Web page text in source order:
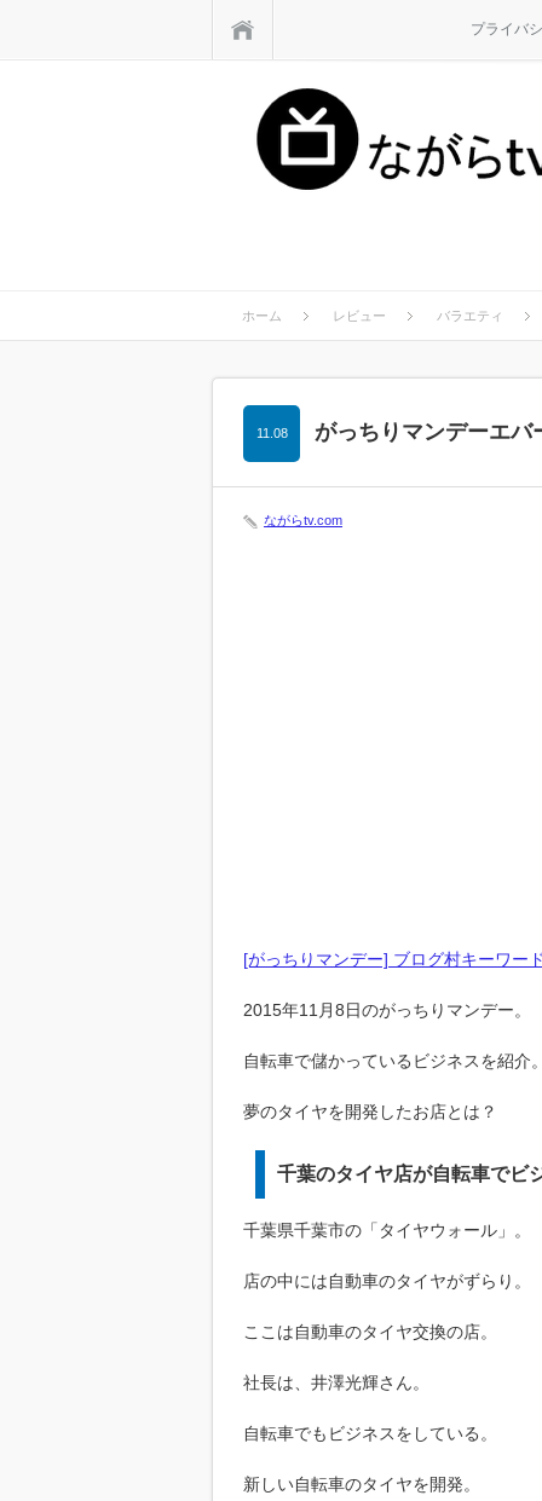
プライバ
ホーム レビュー バラエティ
がっちりマンデーエバ
11.08
ながらtv.com
[がっちりマンデー] ブログ村キーワード
2015年11月8日のがっちりマンデー。
自転車で儲かっているビジネスを紹介。
夢のタイヤを開発したお店とは？
千葉のタイヤ店が自転車でビ
千葉県千葉市の「タイヤウォール」。
店の中には自動車のタイヤがずらり。
ここは自動車のタイヤ交換の店。
社長は、井澤光輝さん。
自転車でもビジネスをしている。
新しい自転車のタイヤを開発。